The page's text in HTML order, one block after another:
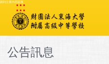
跳到主要內容區塊
:::
公告訊息